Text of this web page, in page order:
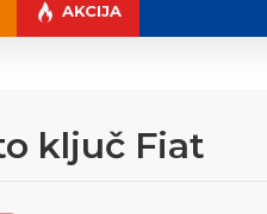
AKCIJA
ključ Fiat